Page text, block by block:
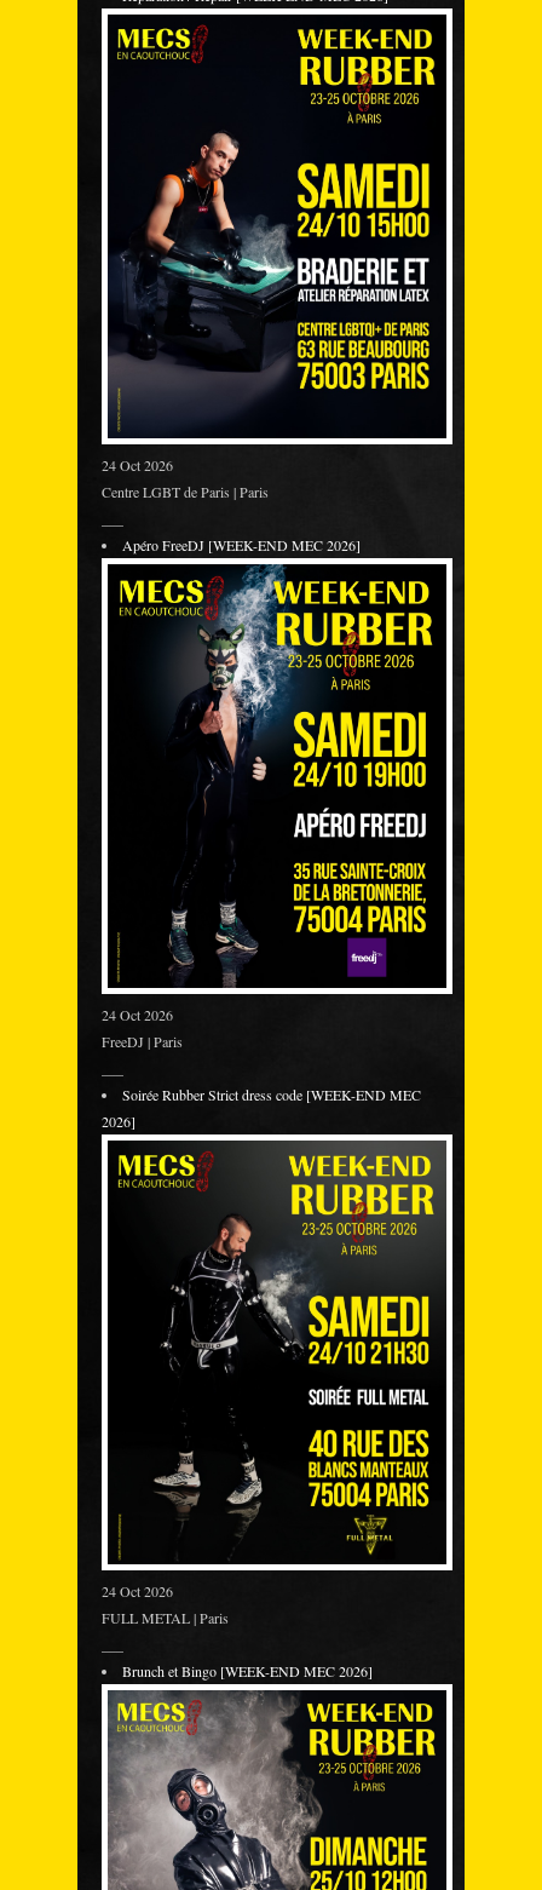
24 Oct 2026
Centre LGBT de Paris | Paris
Apéro FreeDJ [WEEK-END MEC 2026]
24 Oct 2026
FreeDJ | Paris
Soirée Rubber Strict dress code [WEEK-END MEC
2026]
24 Oct 2026
FULL METAL | Paris
Brunch et Bingo [WEEK-END MEC 2026]